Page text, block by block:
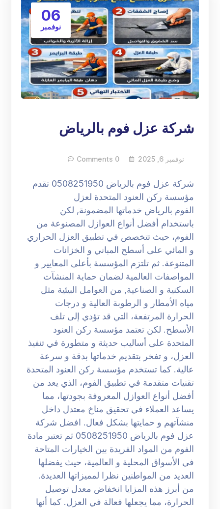
06
نوفمبر
شركة عزل فوم بالرياض
نوفمبر 6, 2025 0 Comments
شركة عزل فوم بالرياض 0508251950 تقدم
مؤسسة ركن العنود المتحدة لعزل
الفوم بالرياض خدماتها المضمونة, لكن
باستخدام أفضل أنواع العوازل المصنوعة من
الفوم، حيث تتخصص في تطبيق العزل الحراري
و المائي على أسطح المباني و الخزانات
المتنوعة. ثم تلتزم المؤسسة بأعلى المعايير و
المواصفات العالمية لضمان حماية المنشآت
السكنية و الصناعية, من العوامل البيئية مثل
مياه الأمطار و الرطوبة العالية و درجات
الحرارة المرتفعة، التي قد تؤدي إلى تلف
الأسطح. لكن تعتمد مؤسسة ركن العنود
المتحدة على أساليب حديثة و متطورة في تنفيذ
العزل، و تفخر بتقديم خدماتها بدقة و سرعة
عالية. كما تستخدم مؤسسة ركن العنود المتحدة
تقنيات متقدمة في تطبيق الفوم، الذي يعد من
أفضل أنواع العوازل المعروفة بجودتها، مما
يساعد العملاء في تحقيق مناخ معتدل داخل
منشآتهم و حمايتها بشكل فعال. افضل شركة
عزل فوم بالرياض 0508251950 ثم تعتبر مادة
الفوم من المواد الفريدة بين الخيارات المتاحة
في الأسواق المحلية و العالمية، حيث يفضلها
العديد من المواطنين نظرا لمميزاتها العديدة.
من أبرز هذه المزايا انخفاض معدل توصيل
الحرارة، مما يجعلها فعالة في العزل. كما أنها